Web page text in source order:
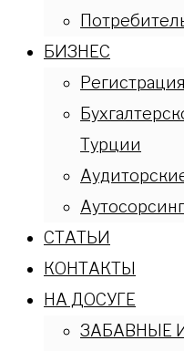
БИЗНЕС
Турции
СТАТЬИ
КОНТАКТЫ
НА ДОСУГЕ
ЗАБАВНЫЕ